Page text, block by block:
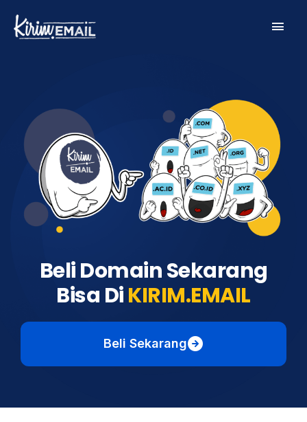
content
Main
Beli Domain Sekarang
Bisa DiKIRIM.EMAIL
Beli Sekarang